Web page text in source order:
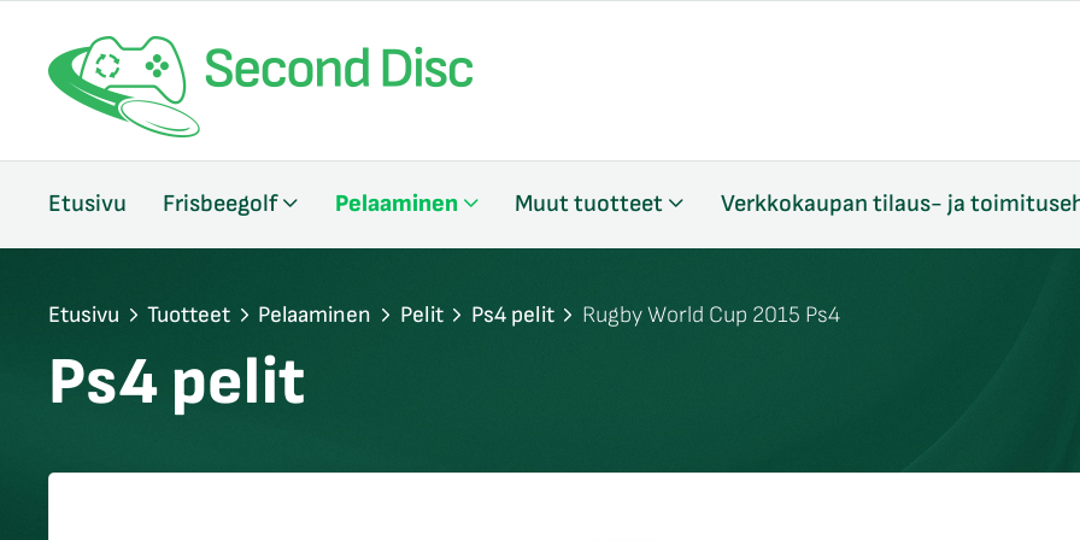
Etusivu Frisbeegolf Pelaaminen Muut tuotteet Verkkokaupan tilaus- ja
Etusivu Tuotteet Pelaaminen Pelit Ps4 pelit Rugby World Cup 2015 Ps4
Ps4 pelit
sulje
sulje
sulje